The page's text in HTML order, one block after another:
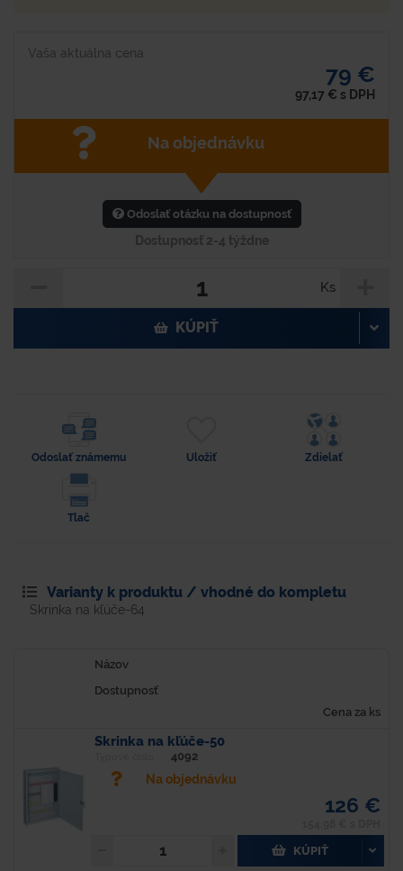
Vaša aktuálna cena
79 €
97,17 € s DPH
Na objednávku
Odoslať otázku na dostupnosť
Dostupnosť 2-4 týždne
Ks
KÚPIŤ
Odoslať známemu Uložiť Zdielať
Tlač
Varianty k produktu / vhodné do kompletu
Skrinka na kľúče-64
Názov
Dostupnosť
Cena za ks
Skrinka na kľúče-50
4092
Na objednávku
126 €
KÚPIŤ